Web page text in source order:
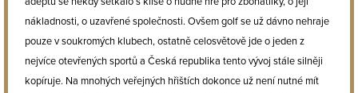
nákladnosti, o uzavřené společnosti. Ovšem golf se už dávno nehraje
pouze v soukromých klubech, ostatně celosvětově jde o jeden z
nejvíce otevřených sportů a Česká republika tento vývoj stále silněji
kopíruje. Na mnohých veřejných hřištích dokonce už není nutné mít